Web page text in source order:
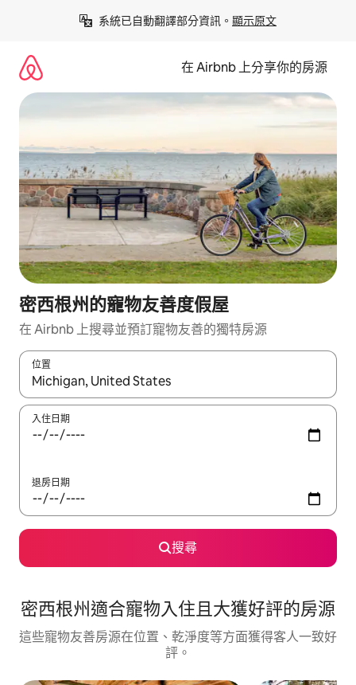
系統已自動翻譯部分資訊。 顯示原文
在 Airbnb 上分享你的房源
密西根州的寵物友善度假屋
在 Airbnb 上搜尋並預訂寵物友善的獨特房源
位置
如有搜尋結果，瀏覽內容時請使用上下箭頭，或輕點、滑動裝置。
入住日期
退房日期
搜尋
密西根州適合寵物入住且大獲好評的房源
這些寵物友善房源在位置、乾淨度等方面獲得客人一致好
評。